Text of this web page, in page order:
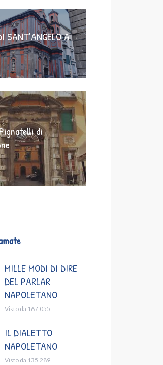
SANT’ANGELO A
di
MILLE MODI DI DIRE
DEL PARLAR
NAPOLETANO
Visto da 167.055
IL DIALETTO
NAPOLETANO
Visto da 135.289